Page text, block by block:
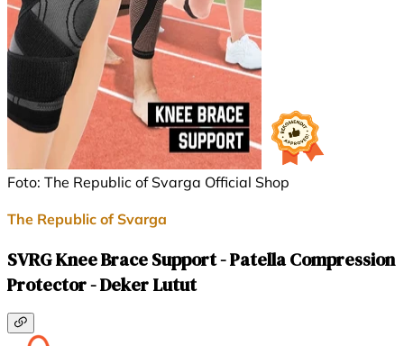
Foto: The Republic of Svarga Official Shop
The Republic of Svarga
SVRG Knee Brace Support - Patella Compression
Protector - Deker Lutut